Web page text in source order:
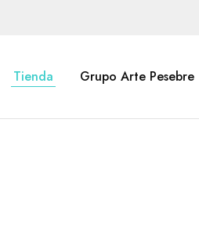
Tienda Grupo Arte Pesebre